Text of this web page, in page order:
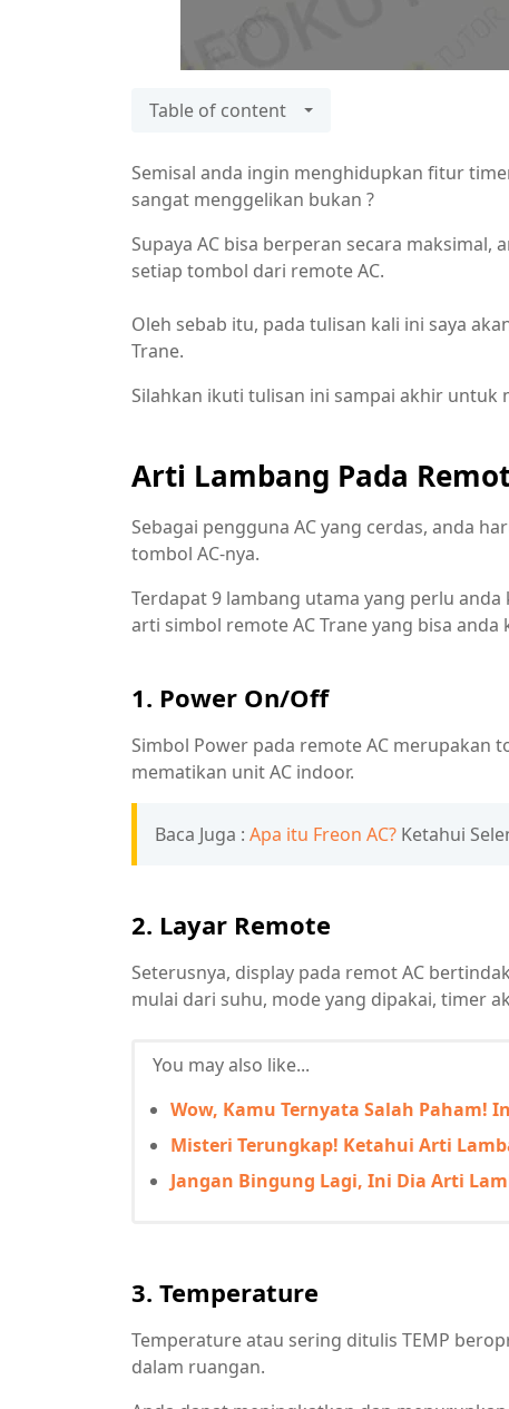
Table of content
Semisal anda ingin menghidupkan fitur
sangat menggelikan bukan ?
Supaya AC bisa berperan secara
setiap tombol dari remote AC.
Oleh sebab itu, pada tulisan kali ini saya
Trane.
Silahkan ikuti tulisan ini sampai akhir untuk
Arti Lambang Pada
Sebagai pengguna AC yang cerdas, anda
tombol AC-nya.
Terdapat 9 lambang utama yang perlu
arti simbol remote AC Trane yang bisa anda
1. Power On/Off
Simbol Power pada remote AC merupakan
mematikan unit AC indoor.
Baca Juga : Apa itu Freon AC? Ketahui
2. Layar Remote
Seterusnya, display pada remot AC
mulai dari suhu, mode yang dipakai, timer
You may also like...
Wow, Kamu Ternyata Salah Paham!
Misteri Terungkap! Ketahui Arti
Jangan Bingung Lagi, Ini Dia Arti
3. Temperature
Temperature atau sering ditulis TEMP
dalam ruangan.